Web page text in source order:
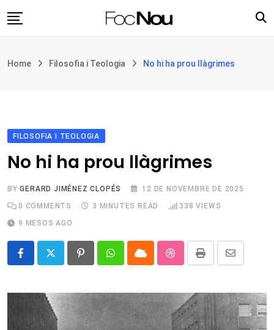
to
Filosofia i teologia
Opinió
Botiga
Home Filosofia i Teologia No hi ha prou llàgrimes
FILOSOFIA I TEOLOGIA
No hi ha prou llàgrimes
BYGERARD JIMÉNEZ CLOPÉS
12 DE NOVEMBRE DE 2025
0 COMMENTS 3 MINUTES READ 338 VIEWS
9 MESOS AGO
PinterestWhatsappCloud StumbleUpon
Print
Share
Email